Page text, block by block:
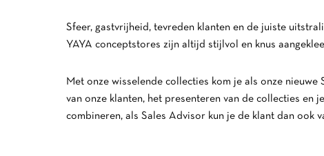
Sfeer, gastvrijheid, tevreden klanten en de juiste
YAYA conceptstores zijn altijd stijlvol en knus
Met onze wisselende collecties kom je als onze
van onze klanten, het presenteren van de collecties
combineren, als Sales Advisor kun je de klant dan ook